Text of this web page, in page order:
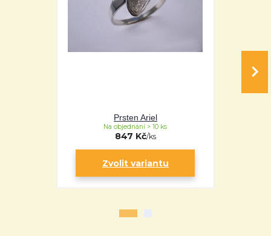
Prsten Ariel
847 Kč/ks
Na objednání > 10 ks
Zvolit variantu